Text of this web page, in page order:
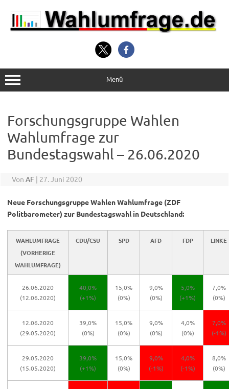
Inhalt
springen
Menü
Forschungsgruppe Wahlen
Wahlumfrage zur
Bundestagswahl – 26.06.2020
Von AF | 27. Juni 2020
Neue Forschungsgruppe Wahlen Wahlumfrage (ZDF
Politbarometer) zur Bundestagswahl in Deutschland:
WAHLUMFRAGE
(VORHERIGE
WAHLUMFRAGE)
CDU/CSU SPD AFD FDP LINKE
26.06.2020
(12.06.2020)
40,0%
(+1%)
15,0%
(0%)
9,0%
(0%)
5,0%
(+1%)
7,0%
(0%)
12.06.2020
(29.05.2020)
39,0%
(0%)
15,0%
(0%)
9,0%
(0%)
4,0%
(0%)
7,0%
(-1%)
29.05.2020
(15.05.2020)
39,0%
(+1%)
15,0%
(0%)
9,0%
(-1%)
4,0%
(-1%)
8,0%
(0%)